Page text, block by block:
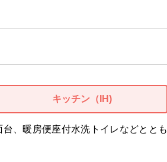
キッチン（IH)
、暖房便座付水洗トイレなどととも